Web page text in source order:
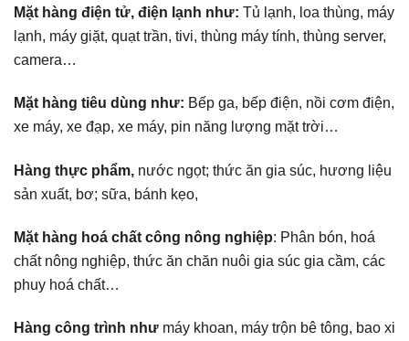
Mặt hàng điện tử, điện lạnh như: Tủ lạnh, loa thùng, máy
lạnh, máy giặt, quạt trần, tivi, thùng máy tính, thùng server,
camera…
Mặt hàng tiêu dùng như: Bếp ga, bếp điện, nồi cơm điện,
xe máy, xe đạp, xe máy, pin năng lượng mặt trời…
Hàng thực phẩm, nước ngọt; thức ăn gia súc, hương liệu
sản xuất, bơ; sữa, bánh kẹo,
Mặt hàng hoá chất công nông nghiệp: Phân bón, hoá
chất nông nghiệp, thức ăn chăn nuôi gia súc gia cầm, các
phuy hoá chất…
Hàng công trình như máy khoan, máy trộn bê tông, bao xi